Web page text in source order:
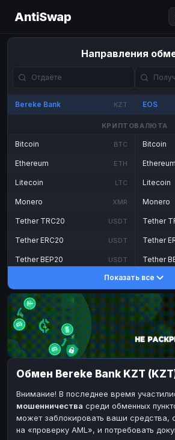
AntiSwap
Направления
Bereke Bank KZT EOS
КРИПТОВАЛЮТА
Bitcoin BTC
Ethereum ETH
Litecoin LTC
Monero XMR
Tether TRC20 USDT
Tether ERC20 USDT
Tether BEP20 USDT
DASH
Toncoin TON
Dogecoin DOGE
TRX TRON
Bitcoin Cash BCH
BinanceCoin BEP20
Ether Classic ETC
Ripple XRP
Bitcoin
Ethereum
Litecoin
Monero
Tether
Tether
Tether
DASH
Toncoin
TRX
Bitcoin
Ether
Solana
Ripple
Показать все
Обмен Bereke Bank KZT (KZT)
Внимание! В последнее время
мошенничества среди обменных
может заблокировать ваши средства,
на «проверку AML», и потребовать